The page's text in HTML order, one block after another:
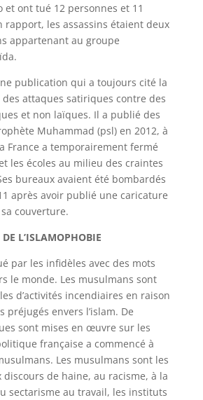
et ont tué 12 personnes et 11
rapport, les assassins étaient deux
appartenant au groupe
publication qui a toujours cité la
des attaques satiriques contre des
et non laïques. Il a publié des
Muhammad (psl) en 2012, à
France a temporairement fermé
les écoles au milieu des craintes
bureaux avaient été bombardés
après avoir publié une caricature
couverture.
L’ISLAMOPHOBIE
par les infidèles avec des mots
le monde. Les musulmans sont
d’activités incendiaires en raison
préjugés envers l’islam. De
sont mises en œuvre sur les
française a commencé à
Les musulmans sont les
discours de haine, au racisme, à la
sectarisme au travail, les instituts